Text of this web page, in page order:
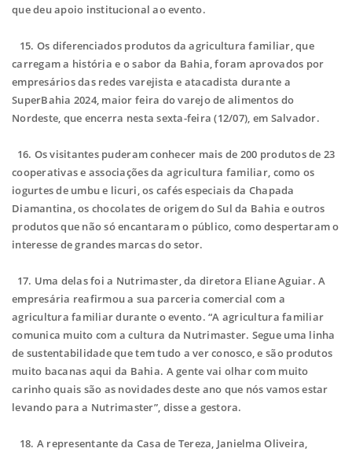
que deu apoio institucional ao evento.
15. Os diferenciados produtos da agricultura familiar, que
carregam a história e o sabor da Bahia, foram aprovados por
empresários das redes varejista e atacadista durante a
SuperBahia 2024, maior feira do varejo de alimentos do
Nordeste, que encerra nesta sexta-feira (12/07), em Salvador.
16. Os visitantes puderam conhecer mais de 200 produtos de 23
cooperativas e associações da agricultura familiar, como os
iogurtes de umbu e licuri, os cafés especiais da Chapada
Diamantina, os chocolates de origem do Sul da Bahia e outros
produtos que não só encantaram o público, como despertaram o
interesse de grandes marcas do setor.
17. Uma delas foi a Nutrimaster, da diretora Eliane Aguiar. A
empresária reafirmou a sua parceria comercial com a
agricultura familiar durante o evento. “A agricultura familiar
comunica muito com a cultura da Nutrimaster. Segue uma linha
de sustentabilidade que tem tudo a ver conosco, e são produtos
muito bacanas aqui da Bahia. A gente vai olhar com muito
carinho quais são as novidades deste ano que nós vamos estar
levando para a Nutrimaster”, disse a gestora.
18. A representante da Casa de Tereza, Janielma Oliveira,